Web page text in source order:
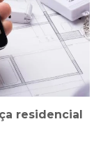
residencial